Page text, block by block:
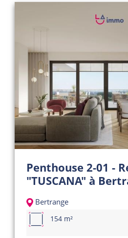
Penthouse 2-01 -
"TUSCANA" à
Bertrange
154 m²